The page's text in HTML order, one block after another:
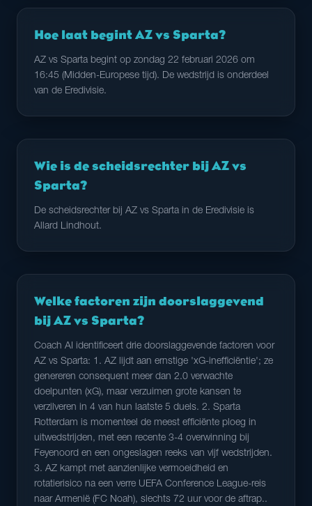
Hoe laat begint AZ vs Sparta?
AZ vs Sparta begint op zondag 22 februari 2026 om
16:45 (Midden-Europese tijd). De wedstrijd is onderdeel
van de Eredivisie.
Wie is de scheidsrechter bij AZ vs
Sparta?
De scheidsrechter bij AZ vs Sparta in de Eredivisie is
Allard Lindhout.
Welke factoren zijn doorslaggevend
bij AZ vs Sparta?
Coach AI identificeert drie doorslaggevende factoren voor
AZ vs Sparta: 1. AZ lijdt aan ernstige 'xG-inefficiëntie'; ze
genereren consequent meer dan 2.0 verwachte
doelpunten (xG), maar verzuimen grote kansen te
verzilveren in 4 van hun laatste 5 duels. 2. Sparta
Rotterdam is momenteel de meest efficiënte ploeg in
uitwedstrijden, met een recente 3-4 overwinning bij
Feyenoord en een ongeslagen reeks van vijf wedstrijden.
3. AZ kampt met aanzienlijke vermoeidheid en
rotatierisico na een verre UEFA Conference League-reis
naar Armenië (FC Noah), slechts 72 uur voor de aftrap..